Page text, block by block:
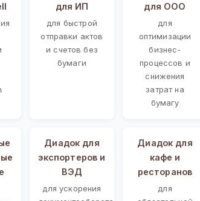
для ИП
для быстрой
отправки актов
и счетов без
бумаги
для ООО
для
оптимизации
бизнес-
процессов и
снижения
затрат на
бумагу
Диадок для
экспортеров и
ВЭД
для ускорения
Диадок для
кафе и
ресторанов
для